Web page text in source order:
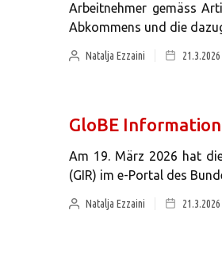
Arbeitnehmer gemäss
Abkommens und die
Natalja Ezzaini 21.3.2026
GloBE
Am 19. März 2026 hat
(GIR) im e-Portal des
Natalja Ezzaini 21.3.2026